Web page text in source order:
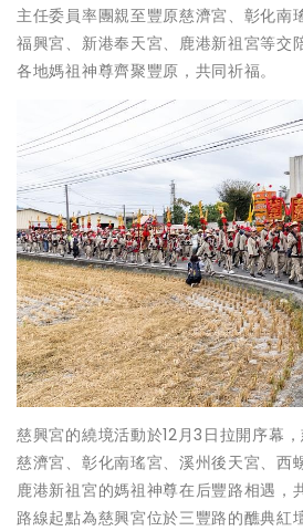
主任委員率團親至豐原慈濟宮、彰化南
福興宮、新港奉天宮、鹿港新祖宮等交
各地媽祖神尊齊聚豐原，共同祈福。
慈興宮的繞境活動於12月3日拉開序幕
慈濟宮、彰化南瑤宮、溪州後天宮、西
鹿港新祖宮的媽祖神尊在后豐路相遇，
路線起點為慈興宮位於三豐路的醮典紅